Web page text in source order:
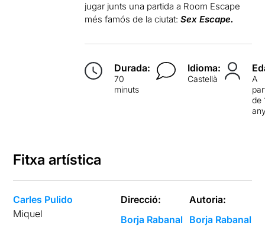
jugar junts una partida a Room Escape
més famós de la ciutat:Sex Escape.
Durada:
70
minuts
Idioma:
Castellà
A
de
Fitxa artística
Carles Pulido
Miquel
Direcció:
Borja Rabanal
Autoria:
Borja Rabanal